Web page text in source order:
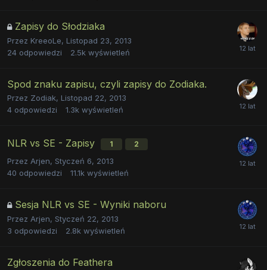
Zapisy do Słodziaka
Przez KreeoLe, Listopad 23, 2013
24 odpowiedzi 2.5k wyświetleń
Spod znaku zapisu, czyli zapisy do Zodiaka.
Przez Zodiak, Listopad 22, 2013
4 odpowiedzi 1.3k wyświetleń
NLR vs SE - Zapisy 1 2
Przez Arjen, Styczeń 6, 2013
40 odpowiedzi 11.1k wyświetleń
Sesja NLR vs SE - Wyniki naboru
Przez Arjen, Styczeń 22, 2013
3 odpowiedzi 2.8k wyświetleń
Zgłoszenia do Feathera